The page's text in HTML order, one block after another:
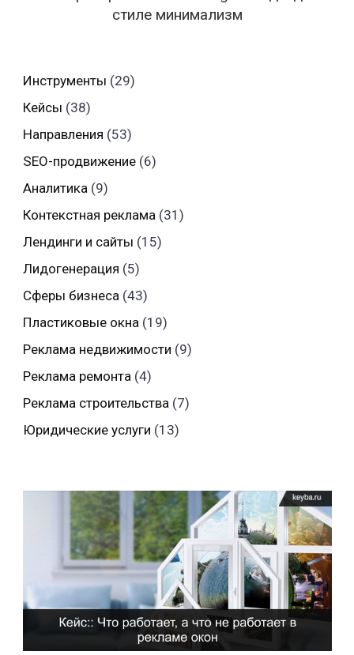
стиле минимализм
Инструменты (29)
Кейсы (38)
Направления (53)
SEO-продвижение(6)
Аналитика(9)
Контекстная реклама(31)
Лендинги и сайты (15)
Лидогенерация (5)
Сферы бизнеса(43)
Пластиковые окна(19)
Реклама недвижимости (9)
Реклама ремонта(4)
Реклама строительства(7)
Юридические услуги (13)